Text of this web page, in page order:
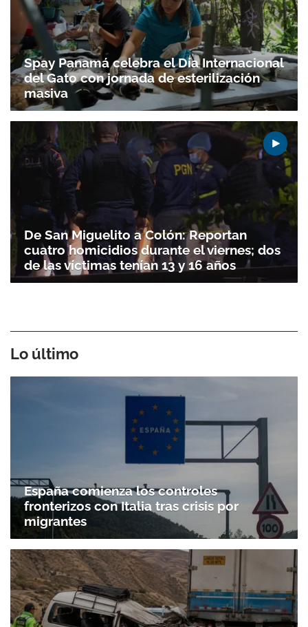
Spay Panamá celebra el Día Internacional
del Gato con jornada de esterilización
masiva
De San Miguelito a Colón: Reportan
cuatro homicidios durante el viernes; dos
de las víctimas tenían 13 y 16 años
Lo último
España comienza los controles
fronterizos con Italia tras crisis por
migrantes